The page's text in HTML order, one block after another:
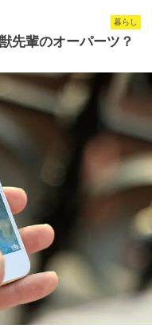
暮らし
先輩のオーパーツ？